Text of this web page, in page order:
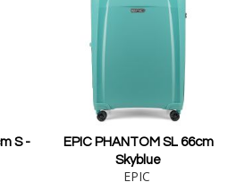
S -
EPIC PHANTOM SL 66cm
Skyblue
EPIC